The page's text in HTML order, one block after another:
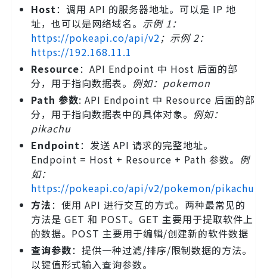
Host：调用 API 的服务器地址。可以是 IP 地
址，也可以是网络域名。 示例 1：
https://pokeapi.co/api/v2；示例 2：
https://192.168.11.1
Resource：API Endpoint 中 Host 后面的部
分，用于指向数据表。 例如：pokemon
Path 参数: API Endpoint 中 Resource 后面的部
分，用于指向数据表中的具体对象。 例如：
pikachu
Endpoint：发送 API 请求的完整地址。
Endpoint = Host + Resource + Path 参数。 例
如：
https://pokeapi.co/api/v2/pokemon/pikachu
方法：使用 API 进行交互的方式。两种最常见的
方法是 GET 和 POST。GET 主要用于提取软件上
的数据。POST 主要用于编辑/创建新的软件数据
查询参数：提供一种过滤/排序/限制数据的方法。
以键值形式输入查询参数。